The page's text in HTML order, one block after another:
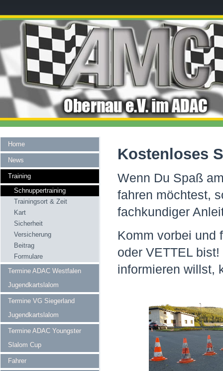
Home
News
Training
Schnuppertraining
Trainingsort & Zeit
Kart
Sicherheit
Versicherung
Beitrag
Formulare
Termine ADAC Westfalen
Jugendkartslalom
Termine VG Siegerland
Jugendkartslalom
Termine ADAC Youngster
Slalom Cup
Fahrer
Kostenloses
Wenn Du Spaß
fahren möchtest,
Komm vorbei und
oder VETTEL
informieren